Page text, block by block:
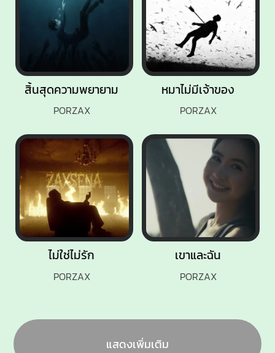
ไม่ใช่ไม่รัก
PORZAX
สิ้นสุดความพยายาม
PORZAX
เขาและฉัน
PORZAX
หมาไม่มีเจ้าของ
PORZAX
แสดงเพิ่มเติม